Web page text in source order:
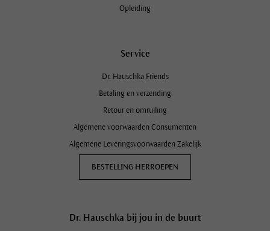
Opleiding
Service
Dr. Hauschka Friends
Betaling en verzending
Retour en omruiling
Algemene voorwaarden Consumenten
Algemene Leveringsvoorwaarden Zakelijk
BESTELLING HERROEPEN
Dr. Hauschka bij jou in de buurt